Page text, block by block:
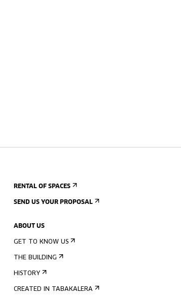
RENTAL OF SPACES
SEND US YOUR PROPOSAL
ABOUT US
GET TO KNOW US
THE BUILDING
HISTORY
CREATED IN TABAKALERA